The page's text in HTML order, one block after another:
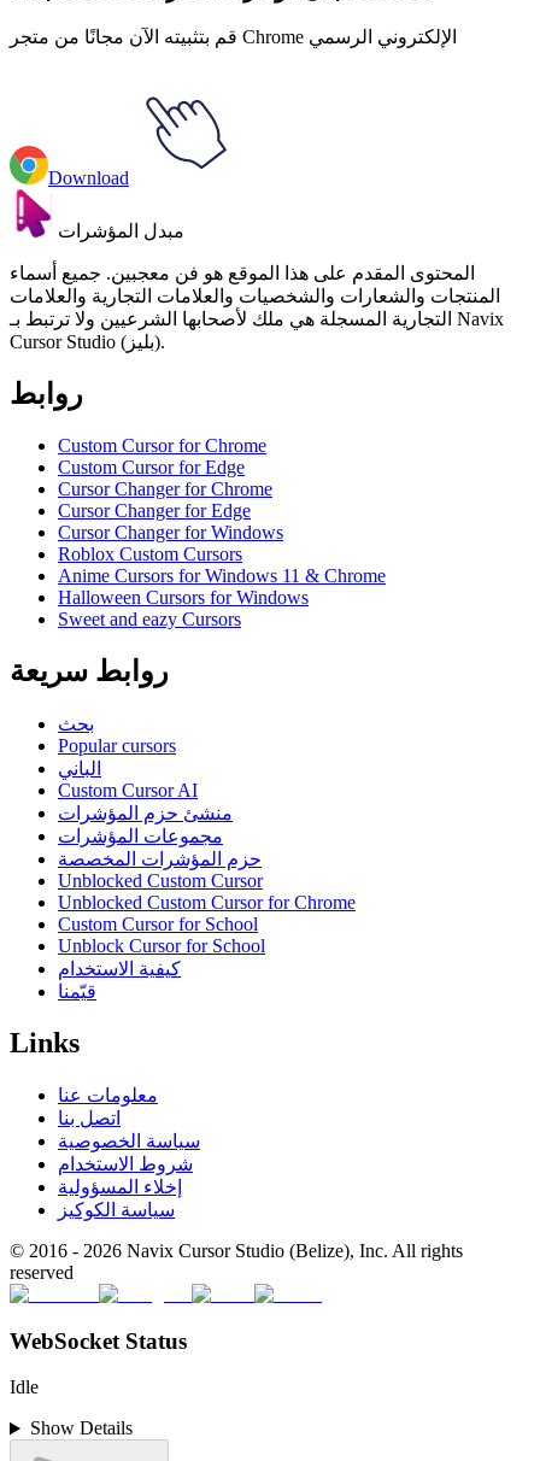
قم بتثبيته الآن مجانًا من متجر Chrome الإلكتروني الرسمي
Download
مبدل المؤشرات
المحتوى المقدم على هذا الموقع هو فن معجبين. جميع أسماء
المنتجات والشعارات والشخصيات والعلامات التجارية والعلامات
التجارية المسجلة هي ملك لأصحابها الشرعيين ولا ترتبط بـ Navix
Cursor Studio (بليز).
روابط
Custom Cursor for Chrome
Custom Cursor for Edge
Cursor Changer for Chrome
Cursor Changer for Edge
Cursor Changer for Windows
Roblox Custom Cursors
Anime Cursors for Windows 11 & Chrome
Halloween Cursors for Windows
Sweet and eazy Cursors
روابط سريعة
بحث
Popular cursors
الباني
Custom Cursor AI
منشئ حزم المؤشرات
مجموعات المؤشرات
حزم المؤشرات المخصصة
Unblocked Custom Cursor
Unblocked Custom Cursor for Chrome
Custom Cursor for School
Unblock Cursor for School
كيفية الاستخدام
قيّمنا
Links
معلومات عنا
اتصل بنا
سياسة الخصوصية
شروط الاستخدام
إخلاء المسؤولية
سياسة الكوكيز
© 2016 - 2026 Navix Cursor Studio (Belize), Inc. All rights
reserved
WebSocket Status
Idle
Show Details